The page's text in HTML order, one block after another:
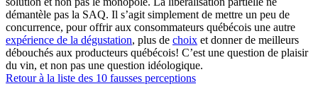
démantèle pas la SAQ. Il s’agit simplement de mettre un peu de
concurrence, pour offrir aux consommateurs québécois une autre
expérience de la dégustation, plus de choix et donner de meilleurs
débouchés aux producteurs québécois! C’est une question de plaisir
du vin, et non pas une question idéologique.
Retour à la liste des 10 fausses perceptions